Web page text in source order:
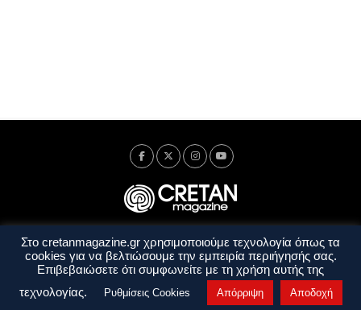
Ταυτότητα Πολιτική Απορρήτου
Όροι Χρήσης
Όροι και Προϋποθέσεις
Στο cretanmagazine.gr χρησιμοποιούμε τεχνολογία όπως τα
cookies για να βελτιώσουμε την εμπειρία περιήγησής σας.
Επιβεβαιώσετε ότι συμφωνείτε με τη χρήση αυτής της
τεχνολογίας.
Ρυθμίσεις Cookies Απόρριψη Αποδοχή